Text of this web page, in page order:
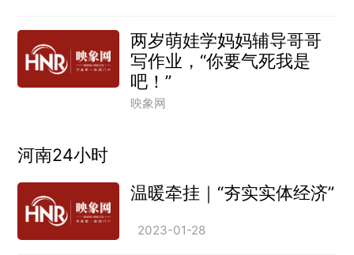
两岁萌娃学妈妈辅导哥哥
写作业，“你要气死我是
吧！”
映象网
河南24小时
温暖牵挂｜“夯实实体经济”
2023-01-28